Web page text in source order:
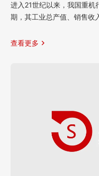
进入21世纪以来，我国重机
期，其工业总产值、销售收
查看更多